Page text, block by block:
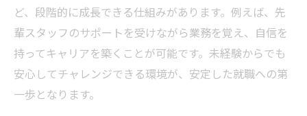
土日休み求人でワークライフバランスを実
現
正社員急募案件で見つかる理想の休日スタ
イル
春日井市で土日休みの求人選びのポイント
ど、段階的に成長できる仕組みがあります。例えば、先
輩スタッフのサポートを受けながら業務を覚え、自信を
持ってキャリアを築くことが可能です。未経験からでも
安心してチャレンジできる環境が、安定した就職への第
一歩となります。